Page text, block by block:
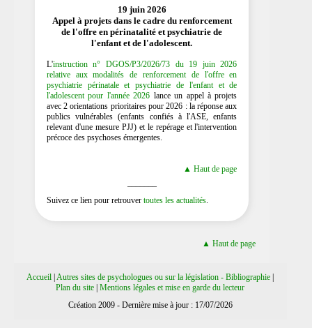
19 juin 2026
Appel à projets dans le cadre du renforcement
de l'offre en périnatalité et psychiatrie de
l'enfant et de l'adolescent.
L'instruction n° DGOS/P3/2026/73 du 19 juin 2026
relative aux modalités de renforcement de l'offre en
psychiatrie périnatale et psychiatrie de l'enfant et de
l'adolescent pour l'année 2026 lance un appel à projets
avec 2 orientations prioritaires pour 2026 : la réponse aux
publics vulnérables (enfants confiés à l'ASE, enfants
relevant d'une mesure PJJ) et le repérage et l'intervention
précoce des psychoses émergentes.
▲ Haut de page
Suivez ce lien pour retrouver toutes les actualités.
▲ Haut de page
Accueil |Autres sites de psychologues ou sur la législation - Bibliographie
Plan du site |Mentions légales et mise en garde du lecteur
Création 2009 - Dernière mise à jour : 17/07/2026